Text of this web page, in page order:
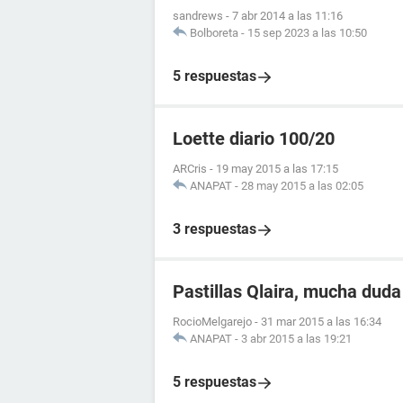
sandrews - 7 abr 2014 a las 11:16
Bolboreta - 15 sep 2023 a las 10:50
5 respuestas
Loette diario 100/20
ARCris - 19 may 2015 a las 17:15
ANAPAT - 28 may 2015 a las 02:05
3 respuestas
Pastillas Qlaira, mucha duda
RocioMelgarejo - 31 mar 2015 a las 16:34
ANAPAT - 3 abr 2015 a las 19:21
5 respuestas